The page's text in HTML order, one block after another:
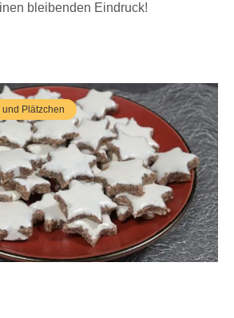
bleibenden Eindruck!
Plätzchen